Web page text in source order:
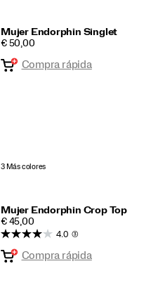
Mujer Endorphin Singlet
PRICE
€ 50,00
Lista de deseos
Compra rápida
3 Más colores
Mujer Endorphin Crop Top
PRICE
€ 45,00
4.0 (3)
Compra rápida